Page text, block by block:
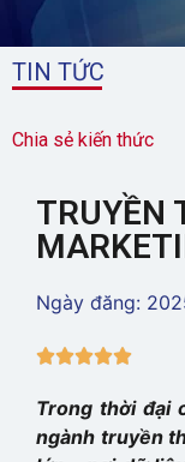
TIN TỨC
Chia sẻ kiến thức
TRUYỀN
Ngày đăng:

Trong thời đại
ngành truyền